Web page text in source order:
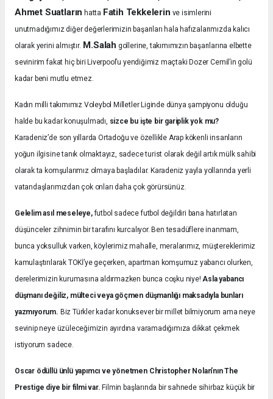
Ahmet Suatların hatta Fatih Tekkelerin ve isimlerini
unutmadığımız diğer değerlerimizin başarıları hala hafızalarımızda kalıcı
olarak yerini almıştır. M.Salah gollerine, takımımızın başarılarına elbette
sevinirim fakat hiç biri Liverpool’u yendiğimiz maçtaki Dozer Cemil’in golü
kadar beni mutlu etmez.
Kadın milli takımımız Voleybol Milletler Liginde dünya şampiyonu olduğu
halde bu kadar konuşulmadı, sizce bu işte bir gariplik yok mu?
Karadeniz’de son yıllarda Ortadoğu ve özellikle Arap kökenli insanların
yoğun ilgisine tanık olmaktayız, sadece turist olarak değil artık mülk sahibi
olarak ta komşularımız olmaya başladılar. Karadeniz yayla yollarında yerli
vatandaşlarımızdan çok onları daha çok görürsünüz.
Gelelim asıl meseleye,futbol sadece futbol değildiri bana hatırlatan
düşünceler zihnimin bir tarafını kurcalıyor. Ben tesadüflere inanmam,
bunca yoksulluk varken, köylerimiz mahalle, meralarımız, müştereklerimiz
kamulaştırılarak TOKİ’ye geçerken, apartman komşumuz yabancı olurken,
derelerimizin kurumasına aldırmazken bunca coşku niye!Asla yabancı
düşmanı değiliz, mülteci veya göçmen düşmanlığı maksadıyla bunları
yazmıyorum. Biz Türkler kadar konuksever bir millet bilmiyorum ama neye
sevinip neye üzüleceğimizin ayırdına varamadığımıza dikkat çekmek
istiyorum sadece.
Oscar ödüllü ünlü yapımcı ve yönetmen Christopher Nolan’nın The
Prestige diye bir filmi var. Filmin başlarında bir sahnede sihirbaz küçük bir